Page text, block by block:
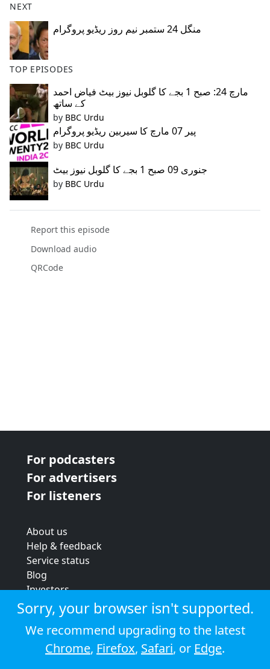
NEXT
منگل 24 ستمبر نیم روز ریڈیو پروگرام
TOP EPISODES
مارچ 24: صبح 1 بجے کا گلوبل نیوز بیٹ فیاض احمد
کے ساتھ
by BBC Urdu
پیر 07 مارچ کا سیربین ریڈیو پروگرام
by BBC Urdu
جنوری 09 صبح 1 بجے کا گلوبل نیوز بیٹ
by BBC Urdu
Report this episode
Download audio
QRCode
For podcasters
For advertisers
For listeners
About us
Help & feedback
Service status
Blog
Investors
Strategic review
Terms & conditions
Privacy policy
Cookie policy
Sorry, your browser isn't supported.
We recommend upgrading to the latest
Chrome, Firefox, Safari, or Edge.